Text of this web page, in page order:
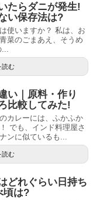
たらダニが発生!
い保存法は?
使いますか？ 私は、お
菜のごまあえ、そうめ
読む
い｜原料・作り
比較してみた!
カレーには、ふかふか
でも、インド料理屋さ
ンに似ているも...
読む
どれぐらい日持ち
頃は?